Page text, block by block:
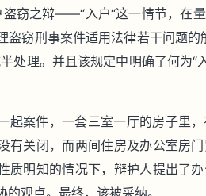
窃之辩——“入户“这一情节，在
盗窃刑事案件适用法律若干问题的
处理。并且该规定中明确了何为
起案件，一套三室一厅的房子里
有关闭，而两间住房及办公室房
质明知的情况下，辩护人提出了
观点。最终，该被采纳。